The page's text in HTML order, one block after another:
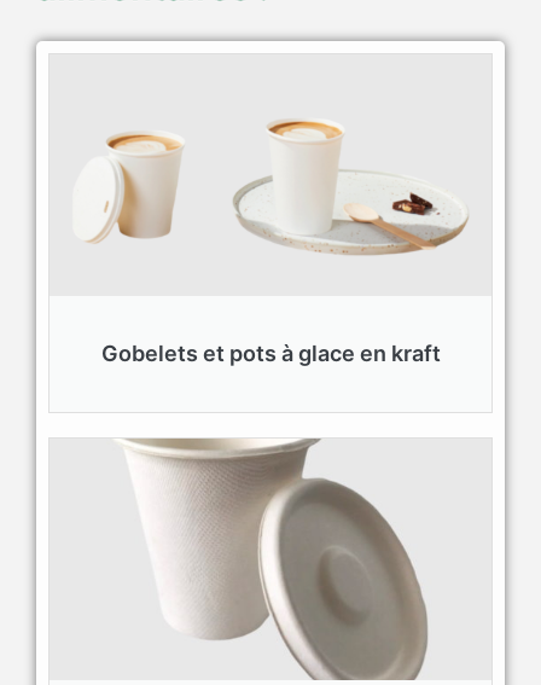
Gobelets et pots à glace en kraft